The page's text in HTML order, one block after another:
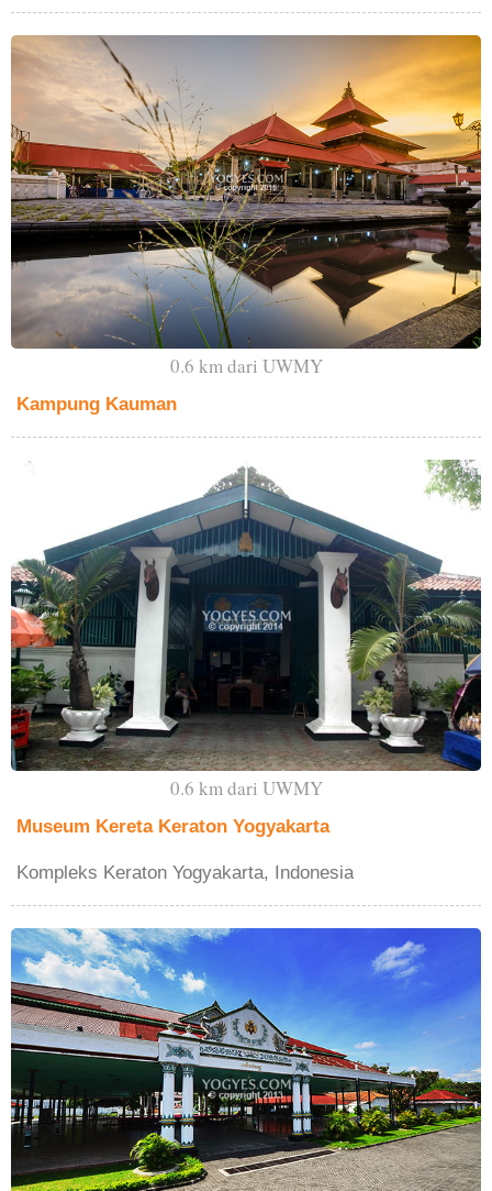
0.6 km dari UWMY
Kampung Kauman
0.6 km dari UWMY
Museum Kereta Keraton Yogyakarta
Kompleks Keraton Yogyakarta, Indonesia